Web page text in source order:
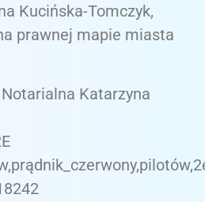
Kucińska-Tomczyk,
prawnej mapie miasta
Katarzyna